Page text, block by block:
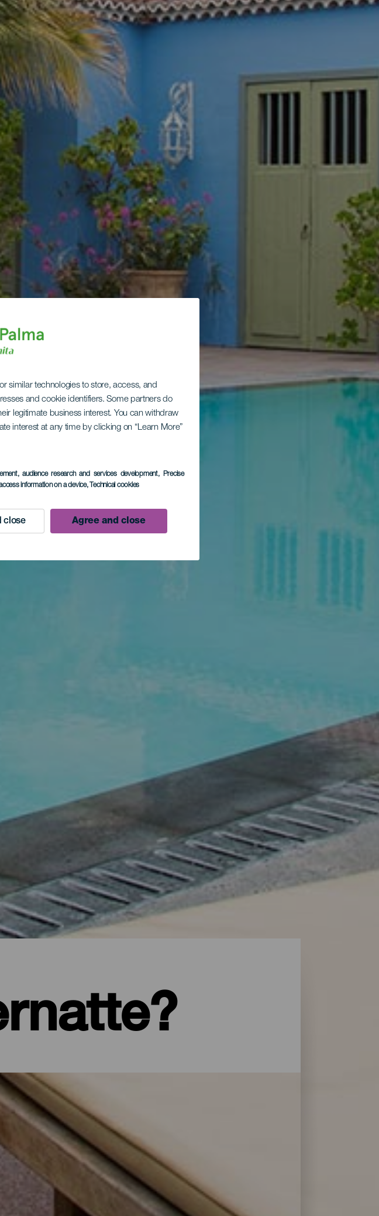
similar technologies to store, access, and
and cookie identifiers. Some partners do
legitimate business interest. You can withdraw
interest at any time by clicking on “Learn More”
audience research and services development, Precise
information on a device, Technical cookies
close Agree and close
av natur og med alle typer service og omsorg: La Palma har et
utvalget av de beste overnattingsstedene på La Isla Bonita
å koble av fra hverdagen i flere dager.